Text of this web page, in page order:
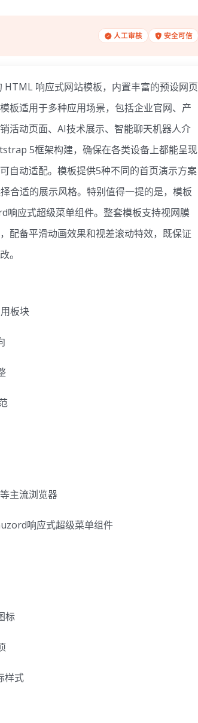
人工审核 安全可信
响应式网站模板，内置丰富的预设网页
板适用于多种应用场景，包括企业官网、产
活动页面、AI技术展示、智能聊天机器人介
5框架构建，确保在各类设备上都能呈现
自动适配。模板提供5种不同的首页演示方案
合适的展示风格。特别值得一提的是，模板
应式超级菜单组件。整套模板支持视网膜
配备平滑动画效果和视差滚动特效，既保证
。
板块
主流浏览器
响应式超级菜单组件
标
样式